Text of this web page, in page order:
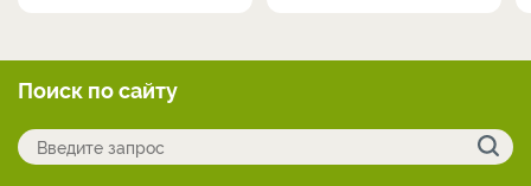
Поиск по сайту